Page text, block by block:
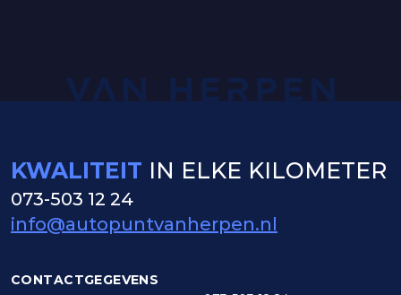
KWALITEIT IN ELKE KILOMETER
073-503 12 24
info@autopuntvanherpen.nl
CONTACTGEGEVENS